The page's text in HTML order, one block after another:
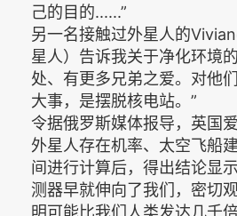
己的目的......”
另一名接触过外星人的
星人）告诉我关于净化环境
处、有更多兄弟之爱。对他
大事，是摆脱核电站。”
令据俄罗斯媒体报导，英国
外星人存在机率、太空飞船
间进行计算后，得出结论显
测器早就伸向了我们，密切
明可能比我们人类发达几千